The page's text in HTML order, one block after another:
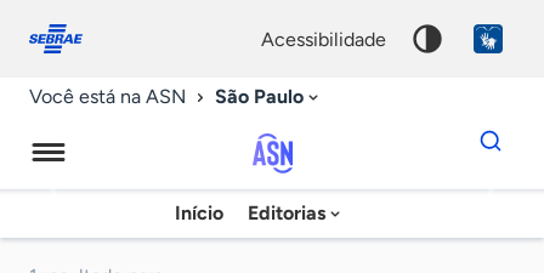
conosco
acessibilidade
Você está na ASN São Paulo
Agência
Sebrae
Início Editorias
Dados
para
chave